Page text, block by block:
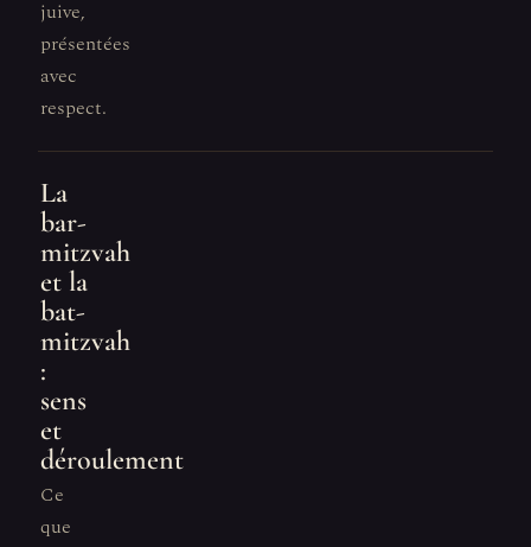
juive,
présentées
avec
respect.
La
bar-
mitzvah
et la
bat-
mitzvah
:
sens
et
déroulement
Ce
que